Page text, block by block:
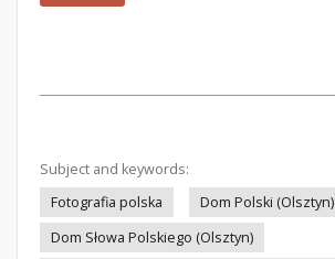
Subject and keywords:
Fotografia polska
Dom Polski (Olsztyn)
Dom Słowa Polskiego (Olsztyn)